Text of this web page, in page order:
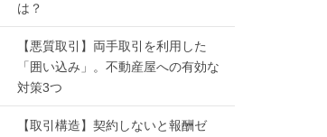
は？
【悪質取引】両手取引を利用した
「囲い込み」。不動産屋への有効な
対策3つ
【取引構造】契約しないと報酬ゼ